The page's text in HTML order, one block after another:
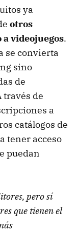
ya
otros
a videojuegos.
se convierta
sino
de
través de
a
catálogos de
tener acceso
puedan
pero sí
que tienen el